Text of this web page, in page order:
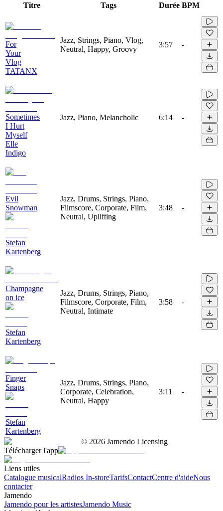
Titre Tags Durée BPM
For
Your
Vlog
TATANX
Jazz, Strings, Piano, Vlog,
Neutral, Happy, Groovy
3:57 -
Sometimes
I Hurt
Myself
Elle
Indigo
Jazz, Piano, Melancholic 6:14 -
Evil
Snowman
Stefan
Kartenberg
Jazz, Drums, Strings, Piano,
Filmscore, Corporate, Film,
Neutral, Uplifting
3:48 -
Champagne
on ice
Stefan
Kartenberg
Jazz, Drums, Strings, Piano,
Filmscore, Corporate, Film,
Neutral, Intimate
3:58 -
Finger
Snaps
Stefan
Kartenberg
Jazz, Drums, Strings, Piano,
Corporate, Celebration,
Neutral, Happy
3:11 -
© 2026 Jamendo Licensing
Télécharger l'app
Liens utiles
Catalogue musicalRadios In-storeTarifsContactCentre d'aideNous
contacter
Jamendo
Jamendo pour les artistesJamendo Music